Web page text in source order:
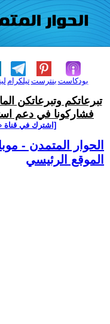
تيلكرامبنترست بودكاست
تبرعاتكم وتبرعاتكن
فشاركونا في دعم
[اشترك في قناة
الحوار المتمدن -
الموقع الرئيسي